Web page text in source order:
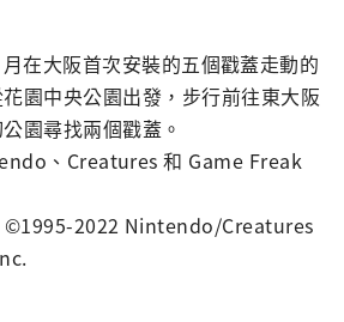
在大阪首次安裝的五個戳蓋走動的
園中央公園出發，步行前往東大阪
園尋找兩個戳蓋。
、Creatures 和 Game Freak
2022 Nintendo/Creatures